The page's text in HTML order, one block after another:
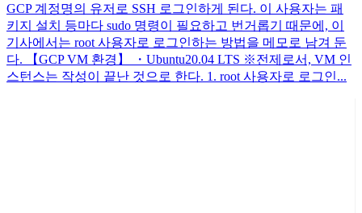
GCP 계정명의 유저로 SSH 로그인하게 된다. 이 사용자는 패
키지 설치 등마다 sudo 명령이 필요하고 번거롭기 때문에, 이
기사에서는 root 사용자로 로그인하는 방법을 메모로 남겨 둔
다. 【GCP VM 환경】 ・Ubuntu20.04 LTS ※전제로서, VM 인
스턴스는 작성이 끝난 것으로 한다. 1. root 사용자로 로그인...